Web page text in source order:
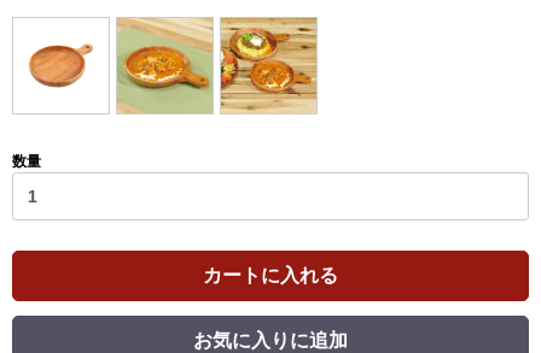
数量
カートに入れる
お気に入りに追加